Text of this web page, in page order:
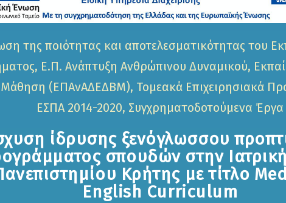
της ποιότητας και αποτελεσματικότητας του
Ε.Π. Ανάπτυξη Ανθρώπινου Δυναμικού,
Μάθηση (ΕΠΑνΑΔΕΔΒΜ), Τομεακά Επιχειρησιακά
ΕΣΠΑ 2014-2020, Συγχρηματοδοτούμενα Έργα
ίδρυσης ξενόγλωσσου
σπουδών στην
Κρήτης με τίτλο
English Curriculum